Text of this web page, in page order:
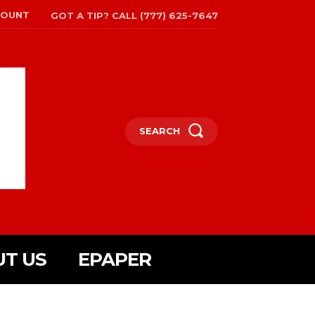
GOT A TIP? CALL (777) 625-7647
SEARCH
US EPAPER